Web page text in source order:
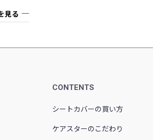
見る
CONTENTS
シートカバーの買い方
ケアスターのこだわり